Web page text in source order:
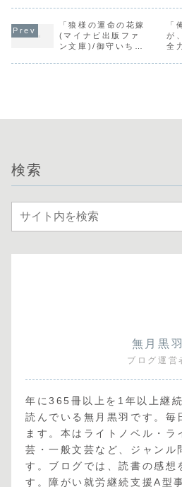
「狼様の運命の花嫁
(マイナビ出版ファ
ン文庫)/御守いち
「
が
全
検索
無月黒羽
ブログ運営
年に365冊以上を1年以上継
読んでいる無月黒羽です。毎
ます。本はライトノベル・ラ
芸・一般文芸など、ジャンル
す。ブログでは、読書の感想
す。障がい就労継続支援A型